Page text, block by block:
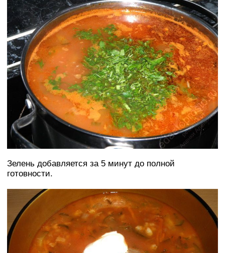
Зелень добавляется за 5 минут до полной
готовности.